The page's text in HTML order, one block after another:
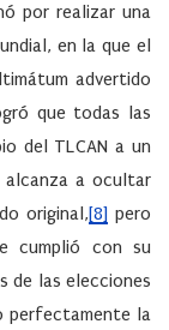
por realizar una
en la que el
advertido
que todas las
del TLCAN a un
alcanza a ocultar
original,[8]pero
cumplió con su
de las elecciones
perfectamente la